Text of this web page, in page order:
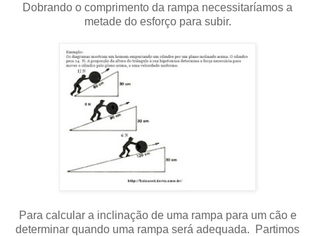
Dobrando o comprimento da rampa necessitaríamos a
metade do esforço para subir.
Para calcular a inclinação de uma rampa para um cão e
determinar quando uma rampa será adequada. Partimos